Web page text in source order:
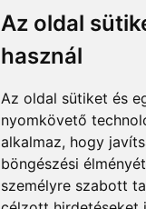
Az oldal
használ
Az oldal sütiket és
nyomkövető
alkalmaz, hogy
böngészési
személyre szabott
from HUF11,520
Accepted payment